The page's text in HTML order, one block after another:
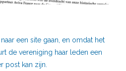
een site gaan, en omdat het
de vereniging haar leden een
post kan zijn.